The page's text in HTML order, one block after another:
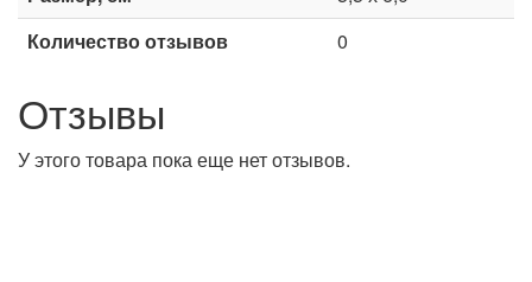
Количество отзывов
0
Отзывы
У этого товара пока еще нет отзывов.